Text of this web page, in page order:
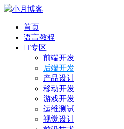
小月博客
首页
语言教程
IT专区
前端开发
后端开发
产品设计
移动开发
游戏开发
运维测试
视觉设计